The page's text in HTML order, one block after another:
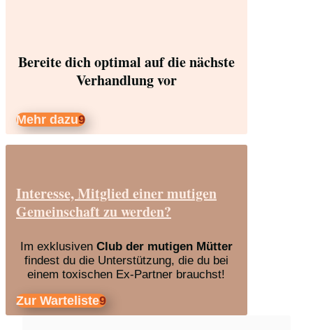
Bereite dich optimal auf die nächste
Verhandlung vor
Mehr dazu
Interesse, Mitglied einer mutigen
Gemeinschaft zu werden?
Im exklusiven Club der mutigen Mütter
findest du die Unterstützung, die du bei
einem toxischen Ex-Partner brauchst!
Zur Warteliste